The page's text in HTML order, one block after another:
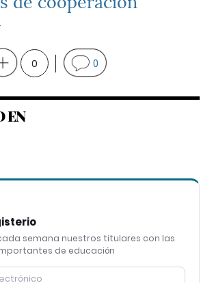
0 0
EN
semana nuestros titulares con las
de educación